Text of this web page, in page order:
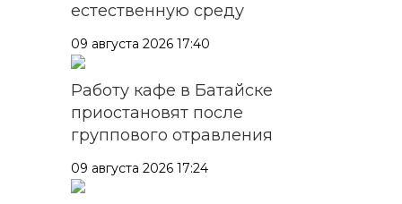
естественную среду
09 августа 2026 17:40
Работу кафе в Батайске
приостановят после
группового отравления
09 августа 2026 17:24